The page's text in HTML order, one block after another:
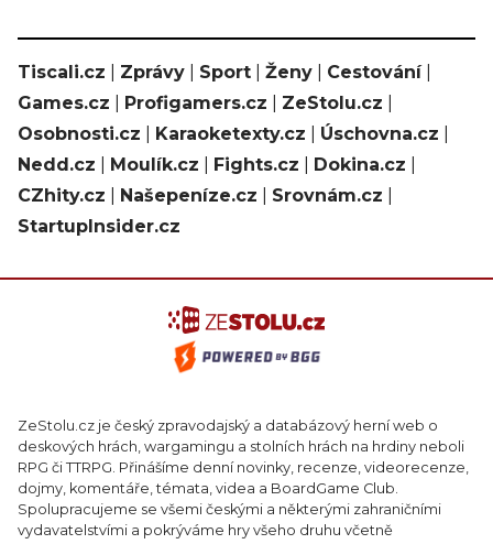
Tiscali.cz Zprávy Sport Ženy Cestování|
Games.cz
Profigamers.cz ZeStolu.cz
Osobnosti.cz
Karaoketexty.cz Úschovna.cz
Nedd.cz
Moulík.cz Fights.cz Dokina.cz
CZhity.cz
Našepeníze.cz Srovnám.cz
StartupInsider.cz
ZeStolu.cz je český zpravodajský a databázový herní web o
deskových hrách, wargamingu a stolních hrách na hrdiny neboli
RPG či TTRPG. Přinášíme denní novinky, recenze, videorecenze,
dojmy, komentáře, témata, videa a BoardGame Club.
Spolupracujeme se všemi českými a některými zahraničními
vydavatelstvími a pokrýváme hry všeho druhu včetně